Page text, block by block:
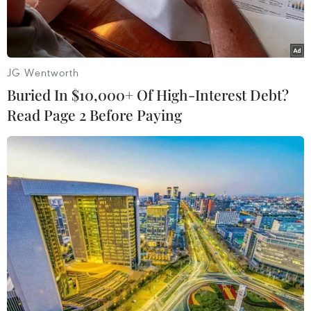
Video
JG Wentworth
Buried In $10,000+ Of High-Interest Debt?
Read Page 2 Before Paying